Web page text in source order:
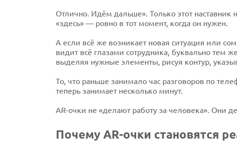
Отлично. Идём дальше». Только этот наставник
«здесь» — ровно в тот момент, когда он нужен.
А если всё же возникает новая ситуация или
видит всё глазами сотрудника, буквально тем
выделяя нужные элементы, рисуя контур,
То, что раньше занимало час разговоров по
теперь занимает несколько минут.
AR-очки не «делают работу за человека». Они
Почему AR-очки становятся